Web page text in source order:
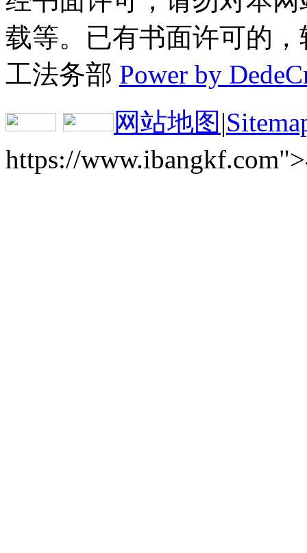
载等。已有书面许可的
工法务部 Power by
网站地图 |
https://